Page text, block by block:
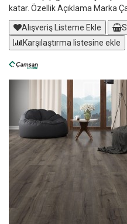
katar. Özellik Açıklama Marka
Alışveriş Listeme Ekle
Karşılaştırma listesine ekle